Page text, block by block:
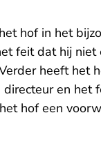
hof in het
feit dat hij
heeft het
directeur en het
hof een